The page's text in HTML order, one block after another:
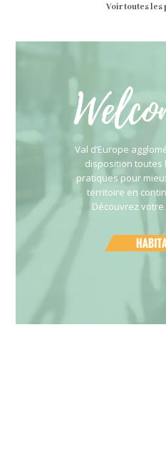
Voir toutes les
Val d’Europe
disposition toutes
pratiques pour
territoire en
Découvrez